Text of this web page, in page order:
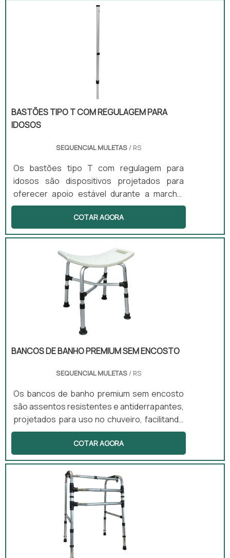
para pacientes pós-cirúrgicos e aqueles
de habilidades motoras.
BASTÕES TIPO T COM REGULAGEM PARA
IDOSOS
SEQUENCIAL MULETAS/ RS
Os bastões tipo T com regulagem para
idosos são dispositivos projetados para
oferecer apoio estável durante a marcha.
Com um formato em T no punho, esses
bastões são leves e anatômicos, tornando-
se ideais para pessoas que enfrentam
dos bastões é ajustável, o que proporciona
maior conforto e adaptabilidade ao usuário.
Esses produtos são adequados para uso em
ambientes internos e externos, oferecendo
versatilidade e segurança.
COTAR AGORA
BANCOS DE BANHO PREMIUM SEM ENCOSTO
SEQUENCIAL MULETAS/ RS
Os bancos de banho premium sem encosto
são assentos resistentes e antiderrapantes,
projetados para uso no chuveiro, facilitando
a higiene pessoal com segurança. Esses
equipamentos são ideais para pessoas com
mobilidade limitada ou em recuperação, pois
ajudam a reduzir o risco de quedas no
banheiro. Disponíveis em versões com ou
sem encosto e com regulagem de altura,
esses bancos atendem a diferentes
necessidades dos usuários.
COTAR AGORA